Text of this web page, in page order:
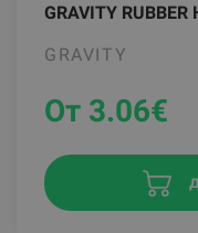
GRAVITY RUBBER
GRAVITY
От 3.06€